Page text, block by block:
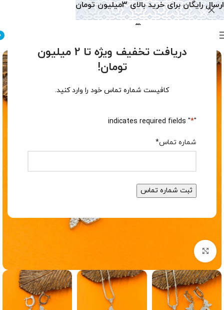
دریافت تخفیف ویژه تا 2 میلیون
تومان!
کافیست شماره تماس خود را وارد کنید.
"
*
" indicates required fields
شماره تماس*
برای بزرگنمایی کلیک کنید
ارسال رایگان برای خرید بالای 3میلیون تومان